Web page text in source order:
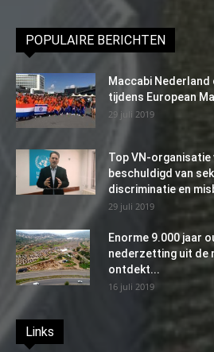
POPULAIRE BERICHTEN
Maccabi Nederland
tijdens European
29 juli 2019
Top VN-
beschuldigd van
discriminatie en
29 juli 2019
Enorme 9.000 jaar
nederzetting uit de
ontdekt...
16 juli 2019
Links